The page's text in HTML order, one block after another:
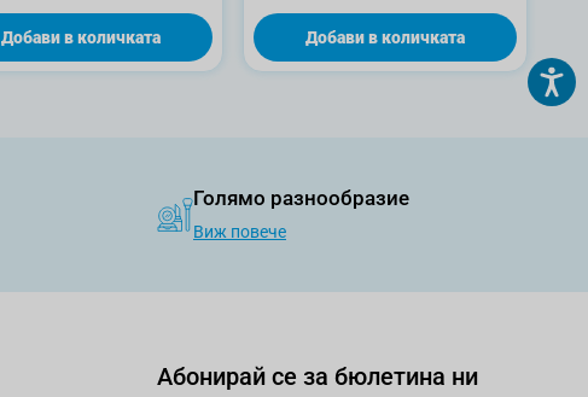
Добави в количката Добави в количката
Голямо разнообразие
Виж повече
Абонирай се за бюлетина ни